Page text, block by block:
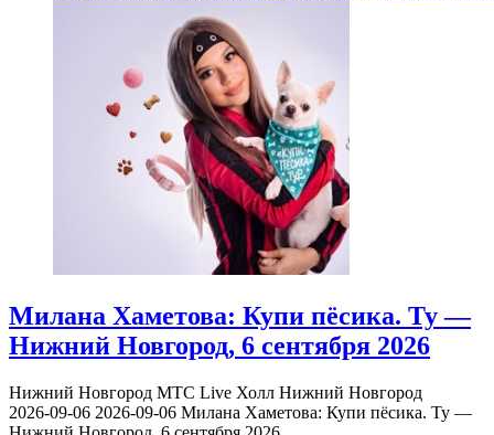
Милана Хаметова: Купи пёсика. Ту —
Нижний Новгород, 6 сентября 2026
Нижний Новгород МТС Live Холл Нижний Новгород
2026-09-06 2026-09-06 Милана Хаметова: Купи пёсика. Ту —